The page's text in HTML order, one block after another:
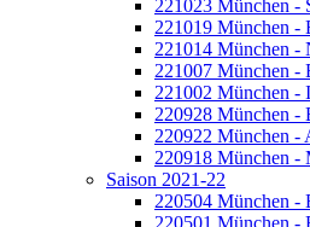
221023 München -
221019 München -
221014 München -
221007 München -
221002 München -
220928 München -
220922 München -
220918 München -
Saison 2021-22
220504 München -
220501 München -